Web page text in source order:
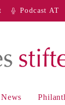
Podcast AT